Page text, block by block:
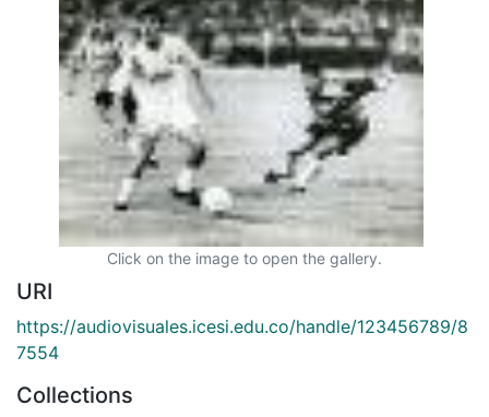
Click on the image to open the gallery.
URI
https://audiovisuales.icesi.edu.co/handle/123456789/8
7554
Collections